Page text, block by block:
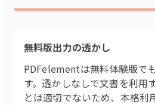
無料版出力の透かし
PDFelementは無料体験版で
す。透かしなしで文書を利用
とは適切でないため、本格利